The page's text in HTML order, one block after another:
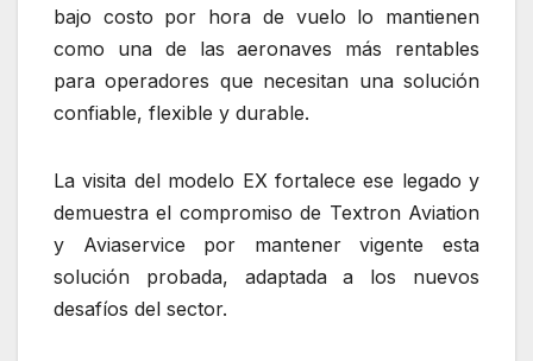
bajo costo por hora de vuelo lo mantienen
como una de las aeronaves más rentables
para operadores que necesitan una solución
confiable, flexible y durable.
La visita del modelo EX fortalece ese legado y
demuestra el compromiso de Textron Aviation
y Aviaservice por mantener vigente esta
solución probada, adaptada a los nuevos
desafíos del sector.